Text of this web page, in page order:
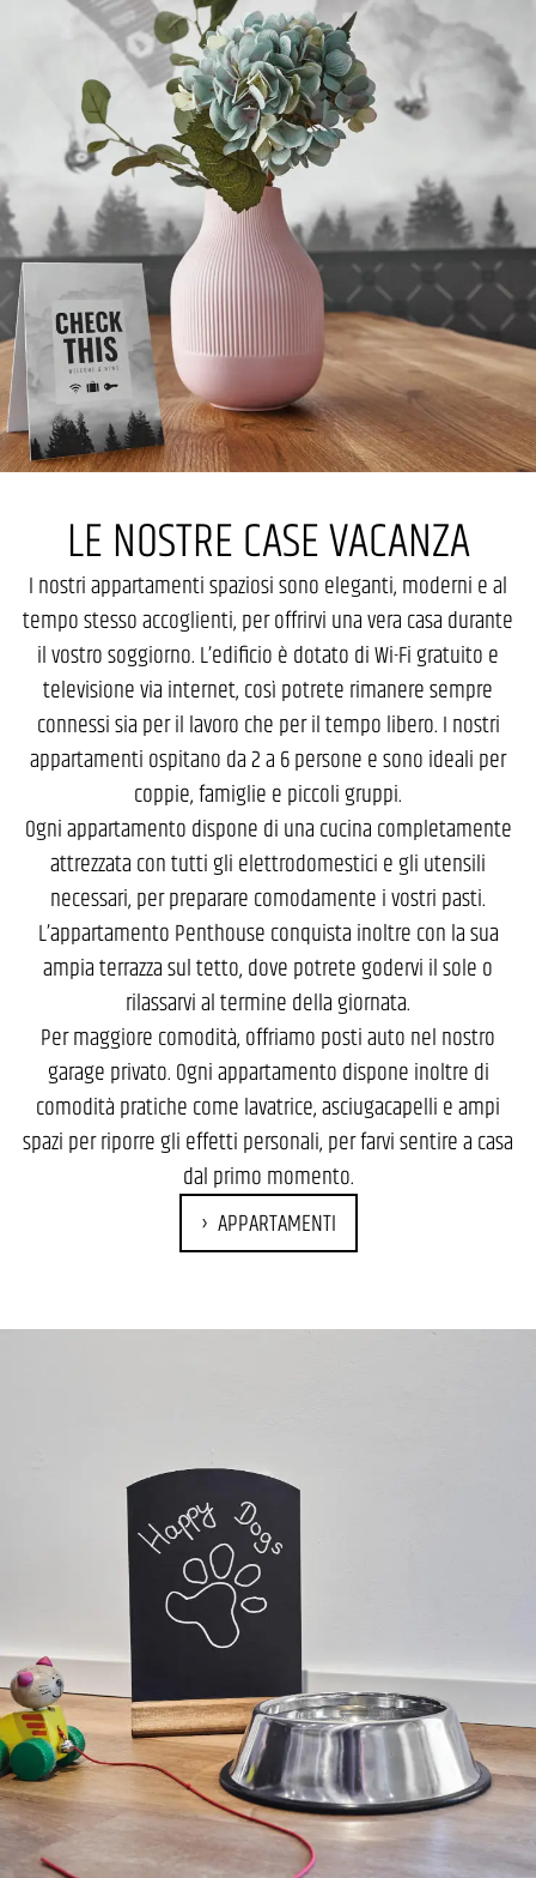
LE NOSTRE CASE VACANZA
I nostri appartamenti spaziosi sono eleganti, moderni e al
tempo stesso accoglienti, per offrirvi una vera casa durante
il vostro soggiorno. L’edificio è dotato di Wi-Fi gratuito e
televisione via internet, così potrete rimanere sempre
connessi sia per il lavoro che per il tempo libero. I nostri
appartamenti ospitano da 2 a 6 persone e sono ideali per
coppie, famiglie e piccoli gruppi.
Ogni appartamento dispone di una cucina completamente
attrezzata con tutti gli elettrodomestici e gli utensili
necessari, per preparare comodamente i vostri pasti.
L’appartamento Penthouse conquista inoltre con la sua
ampia terrazza sul tetto, dove potrete godervi il sole o
rilassarvi al termine della giornata.
Per maggiore comodità, offriamo posti auto nel nostro
garage privato. Ogni appartamento dispone inoltre di
comodità pratiche come lavatrice, asciugacapelli e ampi
spazi per riporre gli effetti personali, per farvi sentire a casa
dal primo momento.
APPARTAMENTI